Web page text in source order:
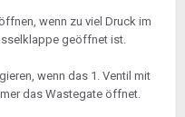
wenn zu viel Druck im
geöffnet ist.
wenn das 1. Ventil mit
das Wastegate öffnet.